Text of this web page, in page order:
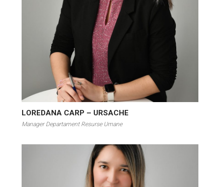
LOREDANA CARP – URSACHE
Manager Departament Resurse Umane